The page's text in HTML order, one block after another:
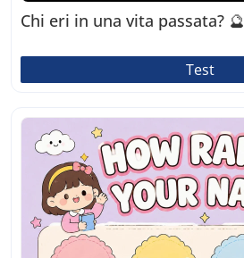
Chi eri in una vita passata? 🔮
Test